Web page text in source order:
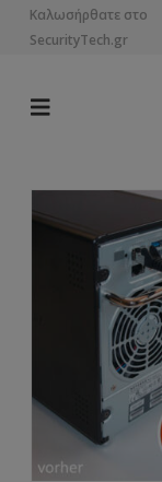
Καλωσήρθατε στο
SecurityTech.gr